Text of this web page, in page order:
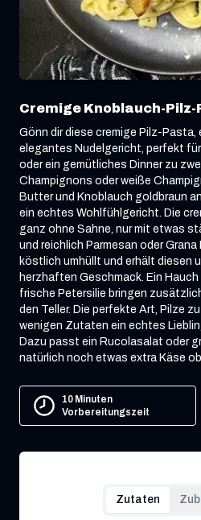
Cremige Knoblauch-Pilz-
Gönn dir diese cremige Pilz-Pasta,
elegantes Nudelgericht, perfekt
oder ein gemütliches Dinner zu
Champignons oder weiße
Butter und Knoblauch goldbraun
ein echtes Wohlfühlgericht. Die
ganz ohne Sahne, nur mit etwas
und reichlich Parmesan oder Grana
köstlich umhüllt und erhält diesen
herzhaften Geschmack. Ein
frische Petersilie bringen
den Teller. Die perfekte Art, Pilze
wenigen Zutaten ein echtes
Dazu passt ein Rucolasalat oder
natürlich noch etwas extra Käse
10 Minuten
Vorbereitungszeit
Zutaten